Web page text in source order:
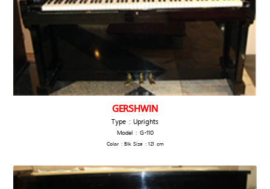
GERSHWIN
Type : Uprights
Model : G-110
Color : Blk Size : 121 cm